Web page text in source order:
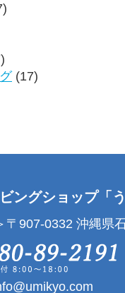
(17)
ングショップ「
〒907-0332 沖縄県